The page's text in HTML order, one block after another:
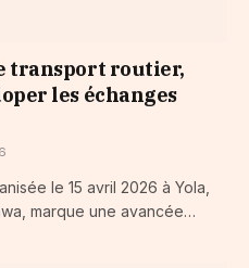
transport routier,
les échanges
le 15 avril 2026 à Yola,
marque une avancée…